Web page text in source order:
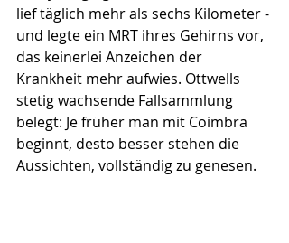
lief täglich mehr als sechs Kilometer -
und legte ein MRT ihres Gehirns vor,
das keinerlei Anzeichen der
Krankheit mehr aufwies. Ottwells
stetig wachsende Fallsammlung
belegt: Je früher man mit Coimbra
beginnt, desto besser stehen die
Aussichten, vollständig zu genesen.